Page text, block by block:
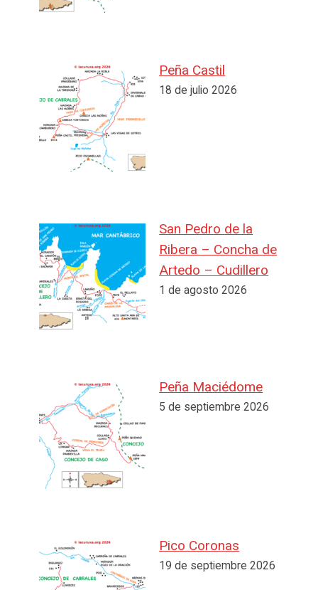
Peña Castil
18 de julio 2026
San Pedro de la
Ribera – Concha de
Artedo – Cudillero
1 de agosto 2026
Peña Maciédome
5 de septiembre 2026
Pico Coronas
19 de septiembre 2026